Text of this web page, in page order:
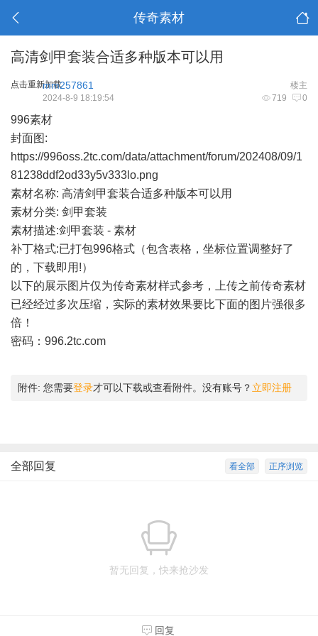
传奇素材
高清剑甲套装合适多种版本可以用
点击重新加载 楼主
mm257861
719 0
2024-8-9 18:19:54
996素材
封面图:
https://996oss.2tc.com/data/attachment/forum/202408/09/1
81238ddf2od33y5v333lo.png
素材名称: 高清剑甲套装合适多种版本可以用
素材分类: 剑甲套装
素材描述:剑甲套装 - 素材
补丁格式:已打包996格式（包含表格，坐标位置调整好了
的，下载即用!）
以下的展示图片仅为传奇素材样式参考，上传之前传奇素材
已经经过多次压缩，实际的素材效果要比下面的图片强很多
倍！
密码：996.2tc.com
附件: 您需要登录才可以下载或查看附件。没有账号？ 立即注册
正序浏览
看全部
全部回复
暂无回复，快来抢沙发
回复